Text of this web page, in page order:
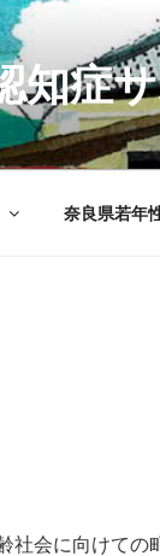
知症
奈良県若年
社会に向けての